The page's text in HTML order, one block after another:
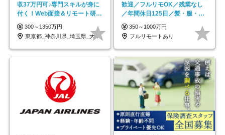
収37万円可♪専門スキルが身に
付く！Web面接＆リモート研修
も充実♪/a
300～1350万円
東京都_神奈川県_埼玉県_大阪府_愛知県…
歓迎／フルリモOK／残業なし
／年間休日125日／髪・服・ネ
イル自由／研修充実で安心
350～1000万円
フルリモートあり